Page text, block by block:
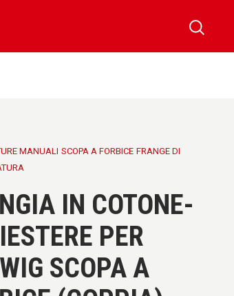
MANUALI SCOPA A FORBICE FRANGE DI
IN COTONE-
PER
SCOPA A